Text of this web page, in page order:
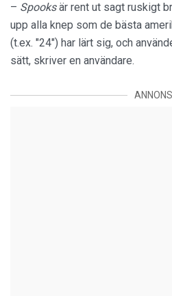
– Spooksär rent ut sagt ruskigt
upp alla knep som de bästa
(t.ex. "24") har lärt sig, och
sätt, skriver en användare.
ANNONS